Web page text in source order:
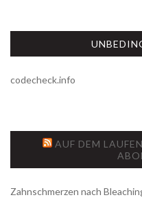
codecheck.info
AUF DEM
Zahnschmerzen nach